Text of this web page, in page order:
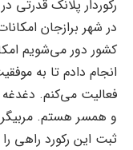
رکوردار پلانک
در شهر برازجان
کشور دور می‌شویم
انجام دادم تا به
فعالیت می‌کنم.
و همسر هستم.
ثبت این رکورد راهی